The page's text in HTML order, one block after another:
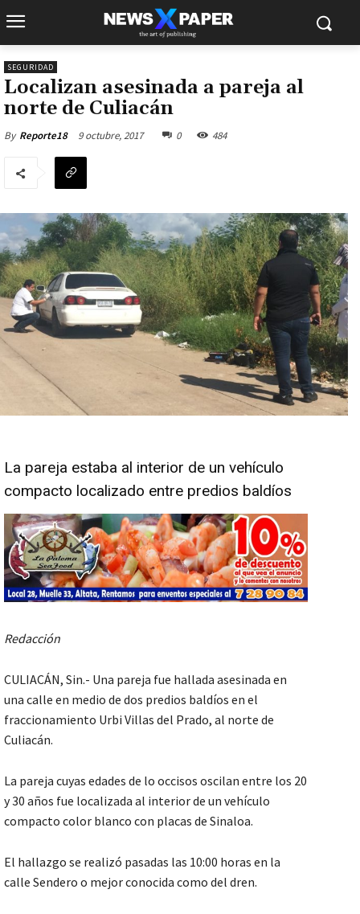
SEGURIDAD
Localizan asesinada a pareja al
norte de Culiacán
By Reporte18 9 octubre, 2017 0 484
La pareja estaba al interior de un vehículo
compacto localizado entre predios baldíos
Redacción
CULIACÁN, Sin.- Una pareja fue hallada asesinada en
una calle en medio de dos predios baldíos en el
fraccionamiento Urbi Villas del Prado, al norte de
Culiacán.
La pareja cuyas edades de lo occisos oscilan entre los 20
y 30 años fue localizada al interior de un vehículo
compacto color blanco con placas de Sinaloa.
El hallazgo se realizó pasadas las 10:00 horas en la
calle Sendero o mejor conocida como del dren.